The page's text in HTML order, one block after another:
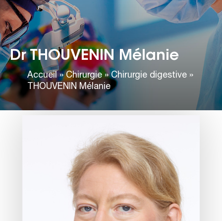
Dr THOUVENIN Mélanie
Accueil»Chirurgie»Chirurgie digestive »
THOUVENIN Mélanie